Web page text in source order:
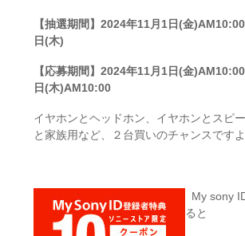
【抽選期間】2024年11月1日(金
日(木)
【応募期間】2024年11月1日(金
日(木)AM10:00
イヤホンとヘッドホン、イヤホンとスピ
と家族用など、２台買いのチャンスですよ
My sony
ると